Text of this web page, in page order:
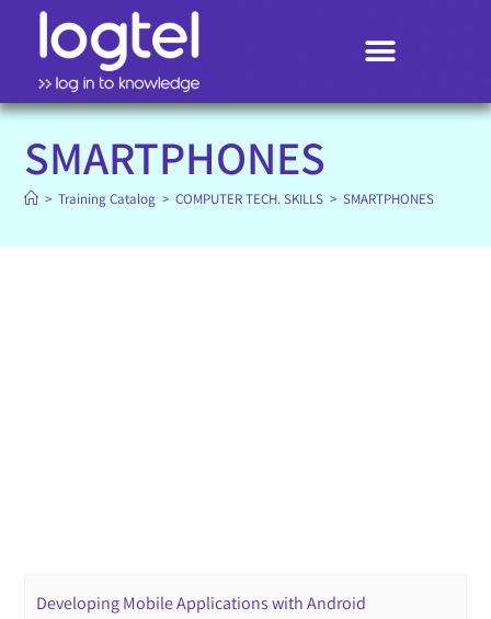
SMARTPHONES
> Training Catalog > COMPUTER TECH. SKILLS > SMARTPHONES
Developing Mobile Applications with Android